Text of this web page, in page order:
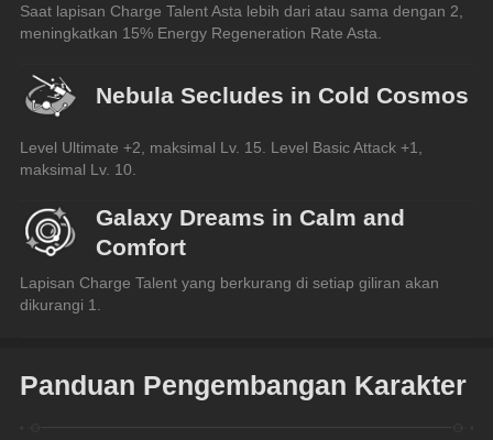
Saat lapisan Charge Talent Asta lebih dari atau sama dengan 2,
meningkatkan 15% Energy Regeneration Rate Asta.
Nebula Secludes in Cold Cosmos
Level Ultimate +2, maksimal Lv. 15. Level Basic Attack +1,
maksimal Lv. 10.
Galaxy Dreams in Calm and
Comfort
Lapisan Charge Talent yang berkurang di setiap giliran akan
dikurangi 1.
Panduan Pengembangan Karakter